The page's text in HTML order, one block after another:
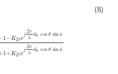
1−KDe
j
2π
λ
da cos θ sin ϕ
1+KDe
j
2π
λ
da cos θ sin ϕ
+KBej2π
(8)